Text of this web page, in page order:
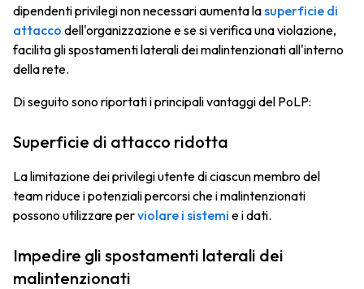
dipendenti privilegi non necessari aumenta lasuperficie di
attacco dell'organizzazione e se si verifica una violazione,
facilita gli spostamenti laterali dei malintenzionati all'interno
della rete.
Di seguito sono riportati i principali vantaggi del PoLP:
Superficie di attacco ridotta
La limitazione dei privilegi utente di ciascun membro del
team riduce i potenziali percorsi che i malintenzionati
possono utilizzare perviolare i sistemi e i dati.
Impedire gli spostamenti laterali dei
malintenzionati